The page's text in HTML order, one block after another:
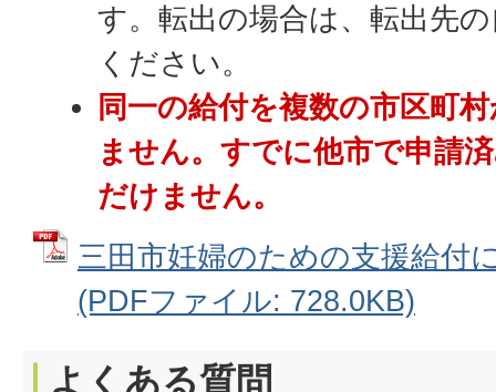
す。転出の場合は、転出先
ください。
同一の給付を複数の市区町
ません。すでに他市で申請
だけません。
三田市妊婦のための支援給付
(PDFファイル: 728.0KB)
よくある質問